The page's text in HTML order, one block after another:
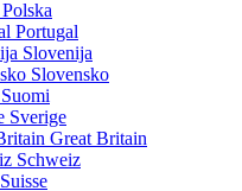
Polska
Portugal
Slovenija
Slovensko
Suomi
Sverige
Great Britain
Schweiz
Suisse